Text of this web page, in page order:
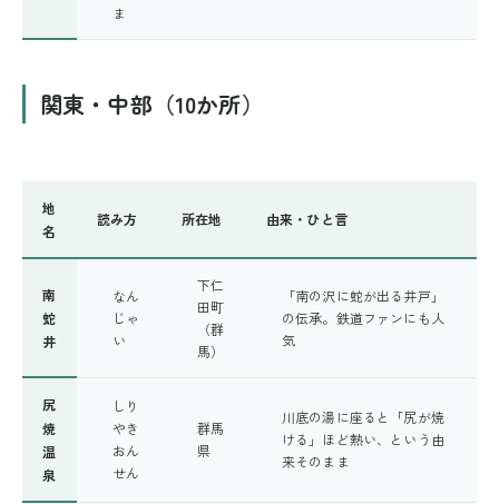
ま
関東・中部（10か所）
地
名
読み方 所在地 由来・ひと言
南
蛇
井
なん
じゃ
い
下仁
田町
（群
馬）
「南の沢に蛇が出る井戸」
の伝承。鉄道ファンにも人
気
尻
焼
温
泉
しり
やき
おん
せん
群馬
県
川底の湯に座ると「尻が焼
ける」ほど熱い、という由
来そのまま